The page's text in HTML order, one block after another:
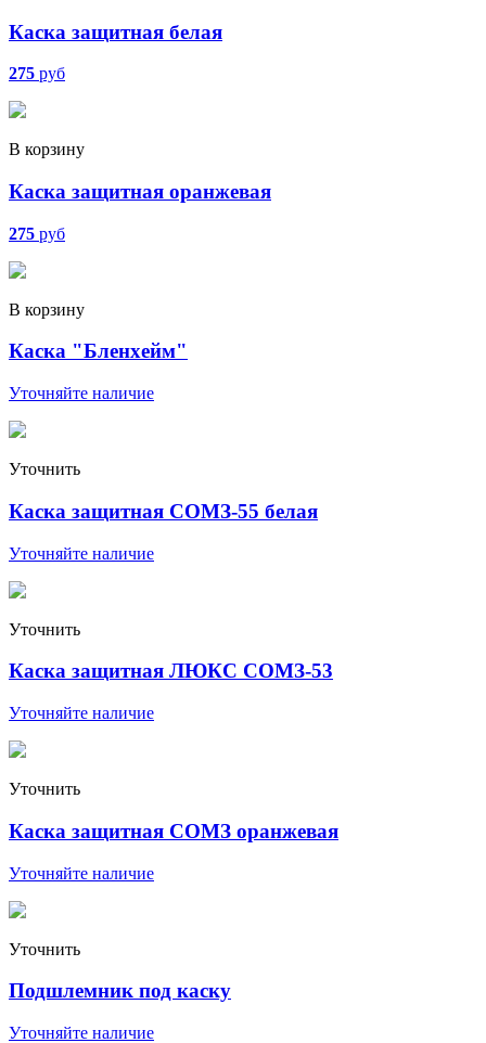
Каска защитная белая
275 руб
В корзину
Каска защитная оранжевая
275 руб
В корзину
Каска "Бленхейм"
Уточняйте наличие
Уточнить
Каска защитная СОМЗ-55 белая
Уточняйте наличие
Уточнить
Каска защитная ЛЮКС СОМЗ-53
Уточняйте наличие
Уточнить
Каска защитная СОМЗ оранжевая
Уточняйте наличие
Уточнить
Подшлемник под каску
Уточняйте наличие